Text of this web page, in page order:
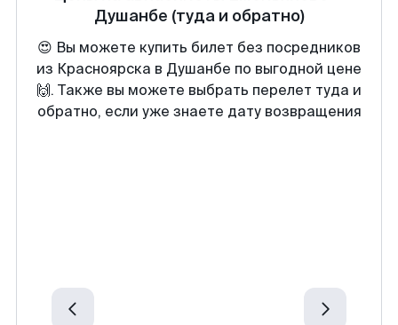
Душанбе (туда и обратно)
😍 Вы можете купить билет без посредников
из Красноярска в Душанбе по выгодной цене
🙌. Также вы можете выбрать перелет туда и
обратно, если уже знаете дату возвращения